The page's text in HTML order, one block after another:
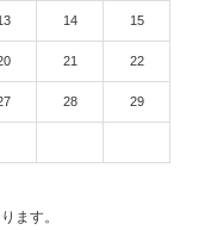
14 15
21 22
28 29
ます。